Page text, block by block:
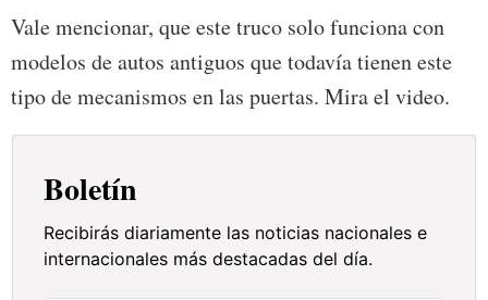
Vale mencionar, que este truco solo funciona con
modelos de autos antiguos que todavía tienen este
tipo de mecanismos en las puertas. Mira el video.
Boletín
Recibirás diariamente las noticias nacionales e
internacionales más destacadas del día.